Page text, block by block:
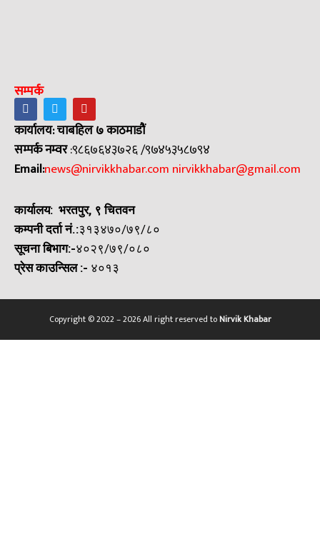
सम्पर्क
कार्यालय: चाबहिल ७ काठमाडौं
सम्पर्क नम्वर:९८६७६४३७२६ /९७४५३५८७९४
Email:news@nirvikkhabar.com nirvikkhabar@gmail.com
कार्यालय: भरतपुर, ९ चितवन
कम्पनी दर्ता नं.:३१३४७०/७९/८०
सूचना बिभाग:-४०२९/७९/०८०
प्रेस काउन्सिल:- ४०१३
Copyright © 2022 – 2026 All right reserved toNirvik Khabar